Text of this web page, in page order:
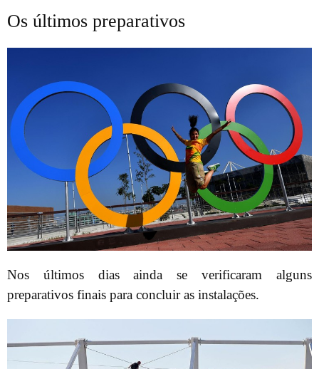
Os últimos preparativos
Nos últimos dias ainda se verificaram alguns
preparativos finais para concluir as instalações.